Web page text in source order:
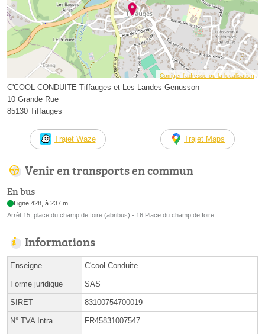
Corriger l’adresse ou la localisation
C'COOL CONDUITE Tiffauges et Les Landes Genusson
10 Grande Rue
85130 Tiffauges
Trajet Waze Trajet Maps
Venir en transports en commun
En bus
Ligne 428, à 237 m
Arrêt 15, place du champ de foire (abribus) - 16 Place du champ de foire
Informations
Enseigne C'cool Conduite
Forme juridique SAS
SIRET 83100754700019
N° TVA Intra. FR45831007547